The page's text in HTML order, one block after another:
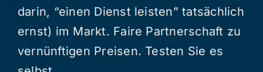
darin, “einen Dienst leisten” tatsächlich
ernst) im Markt. Faire Partnerschaft zu
vernünftigen Preisen. Testen Sie es